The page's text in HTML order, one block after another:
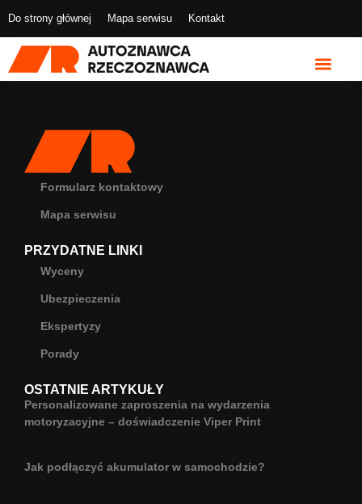
Do strony głównej Mapa serwisu Kontakt
Formularz kontaktowy
Mapa serwisu
PRZYDATNE LINKI
Wyceny
Ubezpieczenia
Ekspertyzy
Porady
OSTATNIE ARTYKUŁY
Personalizowane zaproszenia na wydarzenia
motoryzacyjne – doświadczenie Viper Print
Jak podłączyć akumulator w samochodzie?